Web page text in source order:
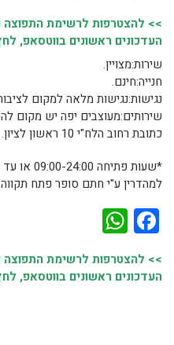
>> להצטרפות לרשימת התפוצה
העדכונים ראשונים בווטסאפ,
שירות:מצויין.
חנייה:חינם.
נגישות:נגישות מלאה למקום
שירותים:מעוצבים יפה יש מקום
כתובת רחוב הלח"י 10 ראשון לציון.
*שעות
למהדרין ע"י חתם סופר פתח תקווה
Facebook
>> להצטרפות לרשימת התפוצה
העדכונים ראשונים בווטסאפ,